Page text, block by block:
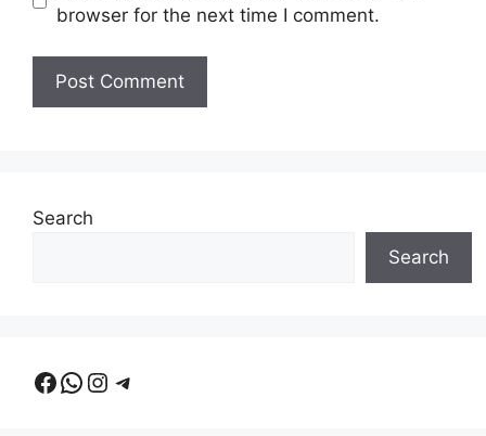
browser for the next time I comment.
Search
Search
Facebook
WhatsApp
Instagram
Telegram